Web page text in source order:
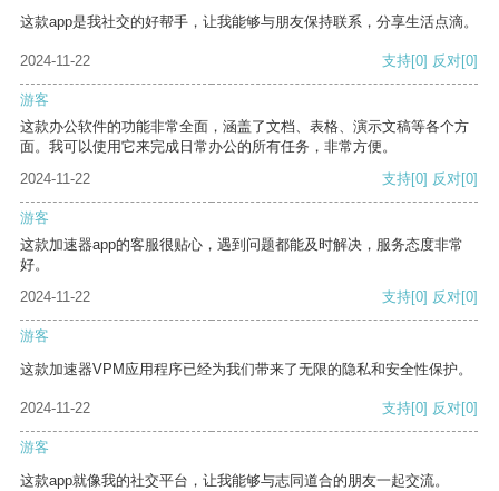
这款app是我社交的好帮手，让我能够与朋友保持联系，分享生活点滴。
2024-11-22 支持[0] 反对[0]
游客
这款办公软件的功能非常全面，涵盖了文档、表格、演示文稿等各个方
面。我可以使用它来完成日常办公的所有任务，非常方便。
2024-11-22
支持[0] 反对[0]
游客
这款加速器app的客服很贴心，遇到问题都能及时解决，服务态度非常
好。
2024-11-22
支持[0] 反对[0]
游客
这款加速器VPM应用程序已经为我们带来了无限的隐私和安全性保护。
2024-11-22 支持[0] 反对[0]
游客
这款app就像我的社交平台，让我能够与志同道合的朋友一起交流。